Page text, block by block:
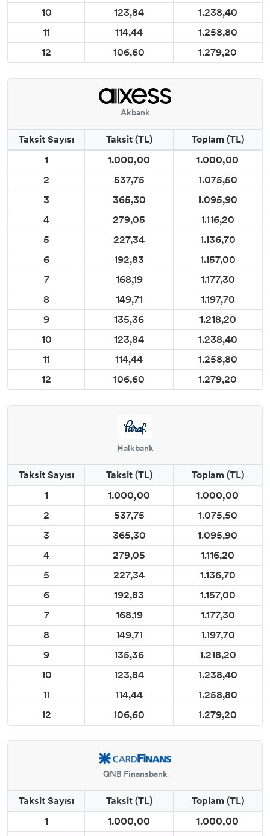
10
123,84
1.238,40
11
114,44
1.258,80
12
106,60 1.279,20
Akbank
Taksit Sayısı Taksit (TL)
Toplam (TL)
1
1.000,00
1.000,00
2
537,75
1.075,50
3
365,30
1.095,90
4
279,05
1.116,20
5
227,34
1.136,70
6
192,83
1.157,00
7
168,19
1.177,30
8
149,71
1.197,70
9
135,36
1.218,20
10
123,84
1.238,40
11
114,44
1.258,80
12
106,60 1.279,20
Halkbank
Taksit Sayısı Taksit (TL)
Toplam (TL)
1
1.000,00
1.000,00
2
537,75
1.075,50
3
365,30
1.095,90
4
279,05
1.116,20
5
227,34
1.136,70
6
192,83
1.157,00
7
168,19
1.177,30
8
149,71
1.197,70
9
135,36
1.218,20
10
123,84
1.238,40
11
114,44
1.258,80
12
106,60 1.279,20
QNB Finansbank
Taksit Sayısı Taksit (TL)
Toplam (TL)
1
1.000,00
1.000,00